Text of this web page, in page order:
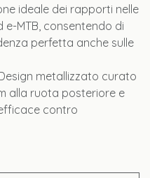
ideale dei rapporti nelle
e-MTB, consentendo di
perfetta anche sulle
metallizzato curato
alla ruota posteriore e
contro